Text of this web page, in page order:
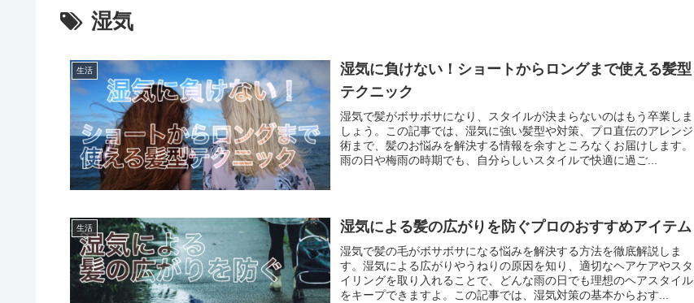
湿気
生活
湿気に負けない！ショートからロングまで使える髪型
テクニック
湿気で髪がボサボサになり、スタイルが決まらないのはもう卒業しま
しょう。この記事では、湿気に強い髪型や対策、プロ直伝のアレンジ
術まで、髪のお悩みを解決する情報を余すところなくお届けします。
雨の日や梅雨の時期でも、自分らしいスタイルで快適に過ご...
生活 湿気による髪の広がりを防ぐプロのおすすめアイテム
湿気で髪の毛がボサボサになる悩みを解決する方法を徹底解説しま
す。湿気による広がりやうねりの原因を知り、適切なヘアケアやスタ
イリングを取り入れることで、どんな雨の日でも理想のヘアスタイル
をキープできますよ。この記事では、湿気対策の基本からおす...